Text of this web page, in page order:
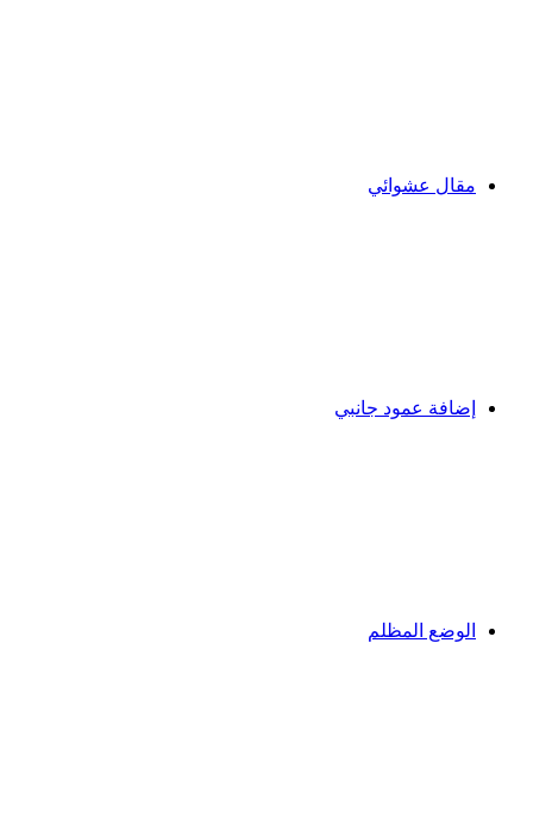
مقال عشوائي
إضافة عمود جانبي
الوضع المظلم